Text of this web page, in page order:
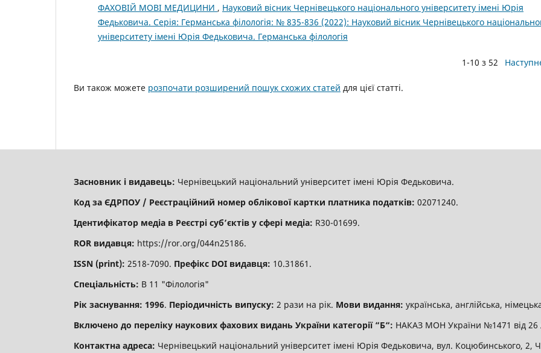
ФАХОВІЙ МОВІ МЕДИЦИНИ , Науковий вісник Чернівецького національного університету імені Юрія
Федьковича. Серія: Германська філологія: № 835-836 (2022): Науковий вісник Чернівецького
університету імені Юрія Федьковича. Германська філологія
1-10 з 52
Ви також можете розпочати розширений пошук схожих статей для цієї статті.
Засновник і видавець: Чернівецький національний університет імені Юрія Федьковича.
Код за ЄДРПОУ / Реєстраційний номер облікової картки платника податків: 02071240.
Ідентифікатор медіа в Реєстрі суб’єктів у сфері медіа: R30-01699.
ROR видавця: https://ror.org/044n25186.
ISSN (print): 2518-7090. Префікс DOI видавця: 10.31861.
Спеціальність: В 11 "Філологія"
Рік заснування: 1996. Періодичність випуску: 2 рази на рік. Мови видання: українська, англійська,
Включено до переліку наукових фахових видань України категорії “Б“: НАКАЗ МОН України №1471 від 26
Контактна адреса: Чернівецький національний університет імені Юрія Федьковича, вул. Коцюбинського, 2,